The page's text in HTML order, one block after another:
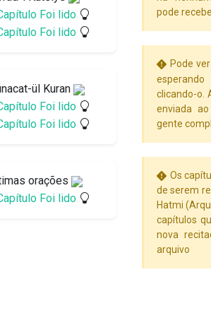
Foi lido
Foi lido
ül Kuran
Foi lido
Foi lido
orações
Foi lido
pode
Pode
clicando-o.
enviada
gente
Os
de serem
Hatmi
capítulos
nova
arquivo